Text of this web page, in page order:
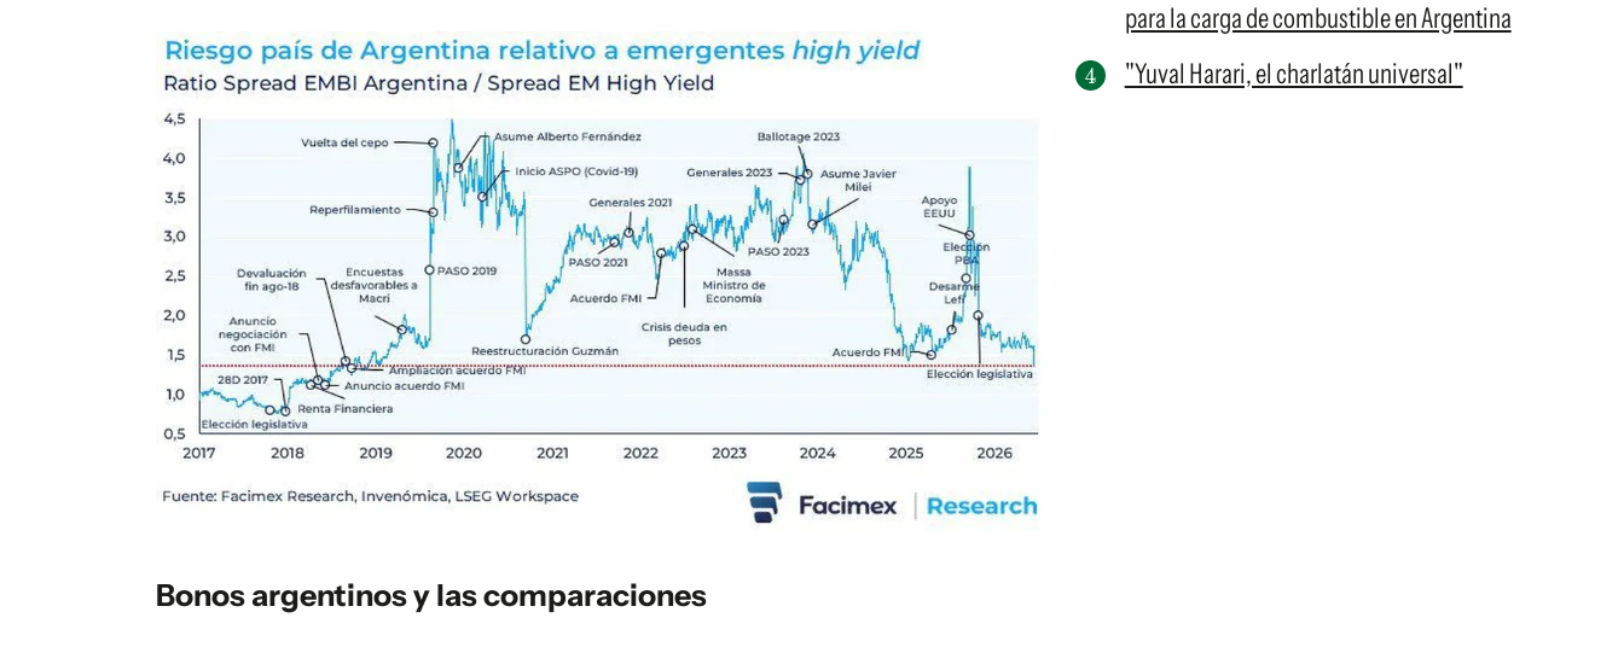
Bonos argentinos y las comparaciones
para la carga de combustible en Argentina
"Yuval Harari, el charlatán universal"